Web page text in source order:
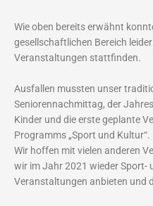
Wie oben bereits erwähnt
gesellschaftlichen Bereich
Veranstaltungen stattfinden.
Ausfallen mussten unser
Seniorennachmittag, der
Kinder und die erste geplante
Programms „Sport und Kultur“.
Wir hoffen mit vielen anderen
wir im Jahr 2021 wieder Sport-
Veranstaltungen anbieten und